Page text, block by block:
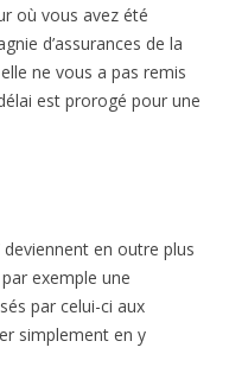
où vous avez été
d’assurances de la
ne vous a pas remis
est prorogé pour une
en outre plus
exemple une
par celui-ci aux
simplement en y